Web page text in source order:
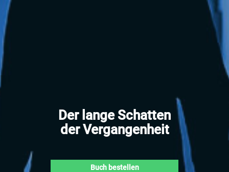
Der lange Schatten
der Vergangenheit
Buch bestellen